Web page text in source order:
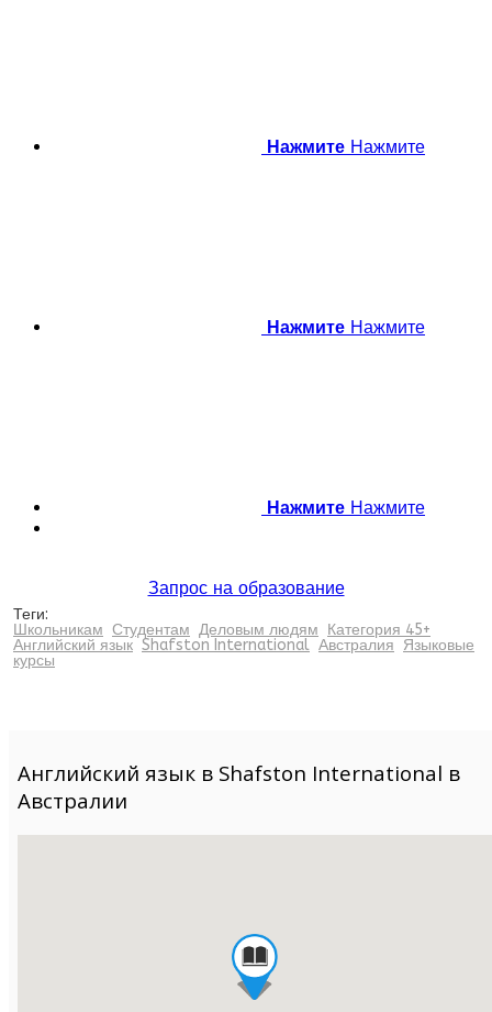
Нажмите Нажмите
Нажмите Нажмите
Нажмите Нажмите
Запрос на образование
Теги:
Школьникам Студентам Деловым людям Категория 45+
Английский язык Shafston International Австралия Языковые
курсы
Английский язык в Shafston International в
Австралии